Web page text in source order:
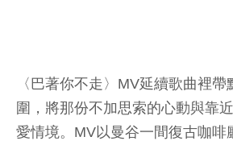
〈巴著你不走〉MV延續歌曲裡
圍，將那份不加思索的心動與靠
愛情境。MV以曼谷一間復古咖啡